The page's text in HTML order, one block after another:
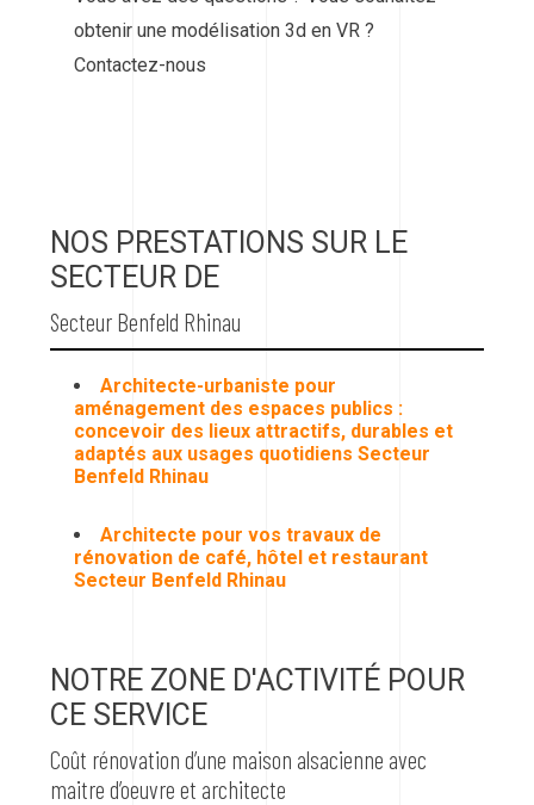
obtenir une modélisation 3d en VR ?
Contactez-nous
NOS PRESTATIONS SUR LE
SECTEUR DE
Secteur Benfeld Rhinau
Architecte-urbaniste pour
aménagement des espaces publics :
concevoir des lieux attractifs, durables et
adaptés aux usages quotidiens Secteur
Benfeld Rhinau
Architecte pour vos travaux de
rénovation de café, hôtel et restaurant
Secteur Benfeld Rhinau
NOTRE ZONE D'ACTIVITÉ POUR
CE SERVICE
Coût rénovation d’une maison alsacienne avec
maitre d’oeuvre et architecte